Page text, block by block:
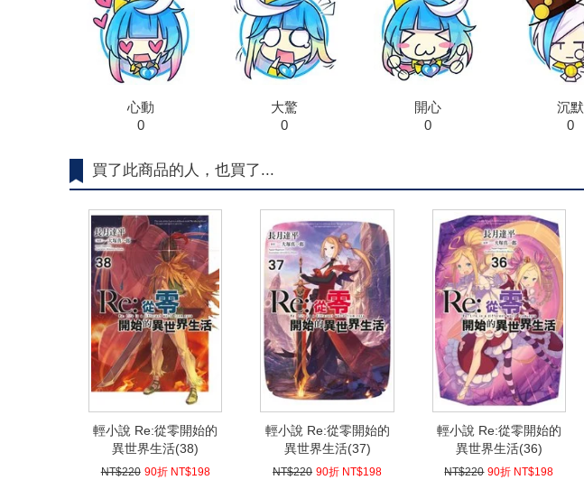
心動
0
大驚
0
開心
0
沉默
0
買了此商品的人，也買了...
輕小說 Re:從零開始的
異世界生活(38)
NT$220 90折 NT$198
輕小說 Re:從零開始的
異世界生活(37)
NT$220 90折 NT$198
輕小說 Re:從零開始的
異世界生活(36)
NT$220 90折 NT$198